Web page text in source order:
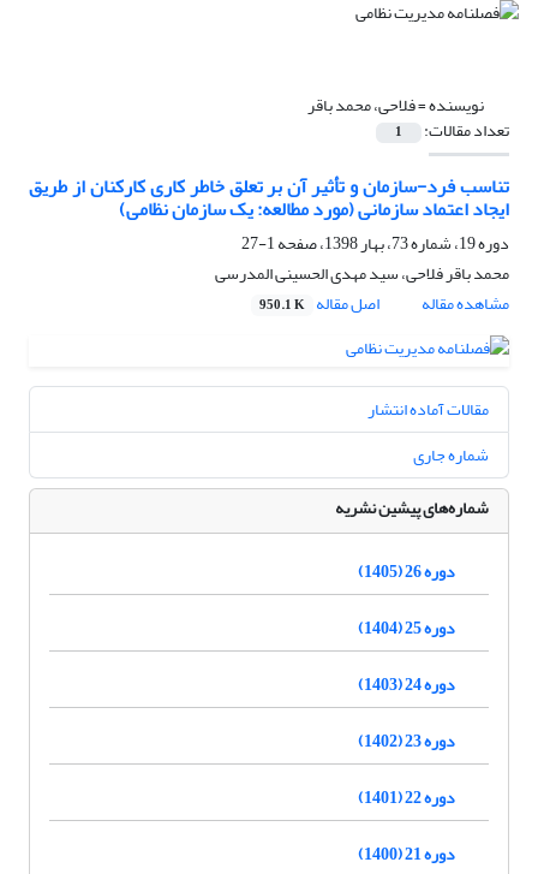
نویسنده =فلاحی، محمد باقر
تعداد مقالات: 1
تناسب فرد-سازمان و تأثیر آن بر تعلق خاطر کاری کارکنان از طریق
ایجاد اعتماد سازمانی (مورد مطالعه: یک سازمان نظامی)
دوره 19، شماره 73، بهار 1398، صفحه
1-27
محمد باقر فلاحی، سید مهدی الحسینی المدرسی
مشاهده مقاله
اصل مقاله 950.1 K
مقالات آماده انتشار
شماره جاری
شماره‌های پیشین نشریه
دوره 26 (1405)
دوره 25 (1404)
دوره 24 (1403)
دوره 23 (1402)
دوره 22 (1401)
دوره 21 (1400)